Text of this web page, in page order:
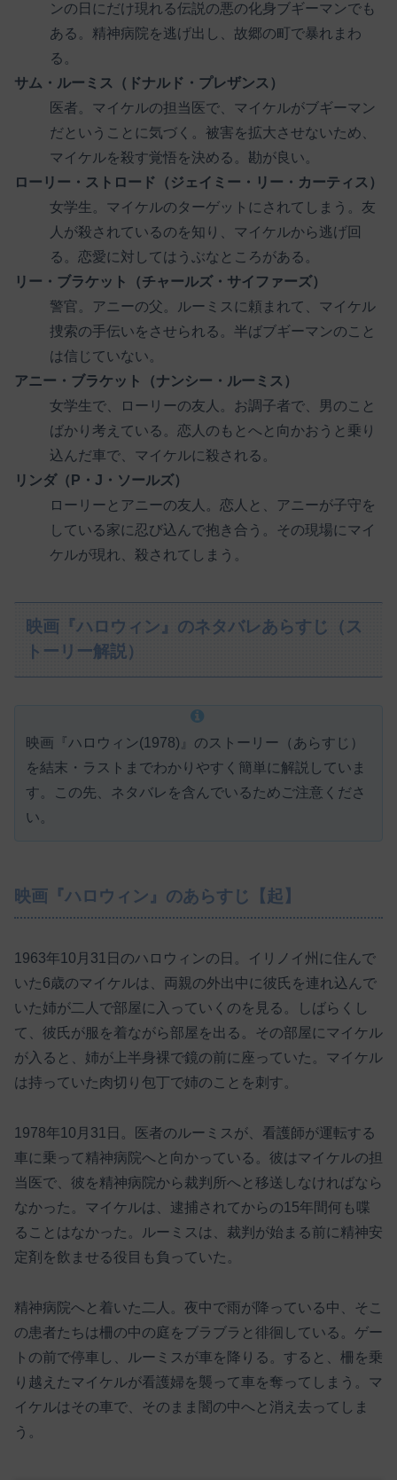
ンの日にだけ現れる伝説の悪の化身ブギーマンでも
ある。精神病院を逃げ出し、故郷の町で暴れまわ
る。
サム・ルーミス（ドナルド・プレザンス）
医者。マイケルの担当医で、マイケルがブギーマン
だということに気づく。被害を拡大させないため、
マイケルを殺す覚悟を決める。勘が良い。
ローリー・ストロード（ジェイミー・リー・カーティス）
女学生。マイケルのターゲットにされてしまう。友
人が殺されているのを知り、マイケルから逃げ回
る。恋愛に対してはうぶなところがある。
リー・ブラケット（チャールズ・サイファーズ）
警官。アニーの父。ルーミスに頼まれて、マイケル
捜索の手伝いをさせられる。半ばブギーマンのこと
は信じていない。
アニー・ブラケット（ナンシー・ルーミス）
女学生で、ローリーの友人。お調子者で、男のこと
ばかり考えている。恋人のもとへと向かおうと乗り
込んだ車で、マイケルに殺される。
リンダ（P・J・ソールズ）
ローリーとアニーの友人。恋人と、アニーが子守を
している家に忍び込んで抱き合う。その現場にマイ
ケルが現れ、殺されてしまう。
映画『ハロウィン』のネタバレあらすじ（ス
トーリー解説）
映画『ハロウィン(1978)』のストーリー（あらすじ）
を結末・ラストまでわかりやすく簡単に解説していま
す。この先、ネタバレを含んでいるためご注意くださ
い。
映画『ハロウィン』のあらすじ【起】
1963年10月31日のハロウィンの日。イリノイ州に住んで
いた6歳のマイケルは、両親の外出中に彼氏を連れ込んで
いた姉が二人で部屋に入っていくのを見る。しばらくし
て、彼氏が服を着ながら部屋を出る。その部屋にマイケル
が入ると、姉が上半身裸で鏡の前に座っていた。マイケル
は持っていた肉切り包丁で姉のことを刺す。
1978年10月31日。医者のルーミスが、看護師が運転する
車に乗って精神病院へと向かっている。彼はマイケルの担
当医で、彼を精神病院から裁判所へと移送しなければなら
なかった。マイケルは、逮捕されてからの15年間何も喋
ることはなかった。ルーミスは、裁判が始まる前に精神安
定剤を飲ませる役目も負っていた。
精神病院へと着いた二人。夜中で雨が降っている中、そこ
の患者たちは柵の中の庭をブラブラと徘徊している。ゲー
トの前で停車し、ルーミスが車を降りる。すると、柵を乗
り越えたマイケルが看護婦を襲って車を奪ってしまう。マ
イケルはその車で、そのまま闇の中へと消え去ってしま
う。